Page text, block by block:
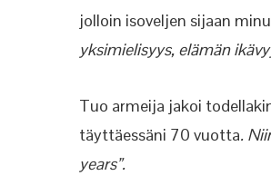
jolloin isoveljen sijaan
yksimielisyys, elämän
Tuo armeija jakoi
täyttäessäni 70 vuotta.
years”.